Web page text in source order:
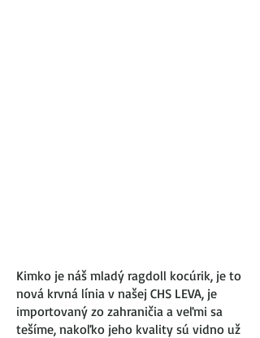
Kimko je náš mladý ragdoll kocúrik, je to
nová krvná línia v našej CHS LEVA, je
importovaný zo zahraničia a veľmi sa
tešíme, nakoľko jeho kvality sú vidno už